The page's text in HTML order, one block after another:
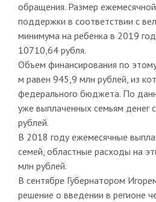
обращения. Размер
поддержки в соответствии с
минимума на ребенка в 2019
10710,64 рубля.
Объем финансирования по
м равен 945,9 млн рублей, из
федерального бюджета. По
уже выплаченных семьям денег
рублей.
В 2018 году ежемесячные
семей, областные расходы на
млн рублей.
В сентябре Губернатором
решение о введении в регионе